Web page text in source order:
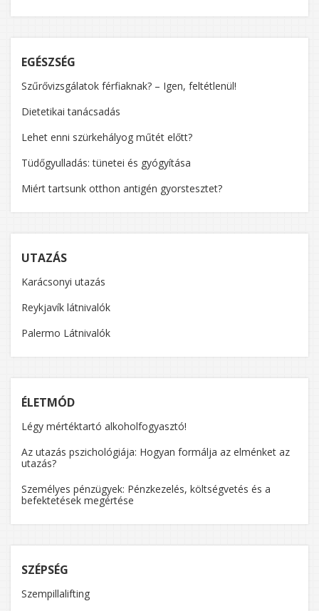
EGÉSZSÉG
Szűrővizsgálatok férfiaknak? – Igen, feltétlenül!
Dietetikai tanácsadás
Lehet enni szürkehályog műtét előtt?
Tüdőgyulladás: tünetei és gyógyítása
Miért tartsunk otthon antigén gyorstesztet?
UTAZÁS
Karácsonyi utazás
Reykjavík látnivalók
Palermo Látnivalók
ÉLETMÓD
Légy mértéktartó alkoholfogyasztó!
Az utazás pszichológiája: Hogyan formálja az elménket az
utazás?
Személyes pénzügyek: Pénzkezelés, költségvetés és a
befektetések megértése
SZÉPSÉG
Szempillalifting